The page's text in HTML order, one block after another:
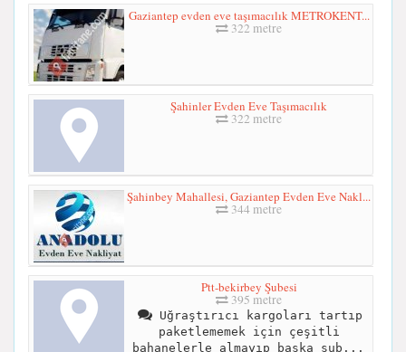
Gaziantep evden eve taşımacılık METROKENT...
322 metre
Şahinler Evden Eve Taşımacılık
322 metre
Şahinbey Mahallesi, Gaziantep Evden Eve Nakl...
344 metre
Ptt-bekirbey Şubesi
395 metre
Uğraştırıcı kargoları tartıp
paketlememek için çeşitli
bahanelerle almayıp başka şub...